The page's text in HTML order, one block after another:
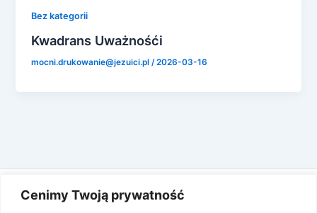
Cenimy Twoją prywatność
Bez kategorii
Kwadrans Uważnośći
mocni.drukowanie@jezuici.pl /2026-03-16